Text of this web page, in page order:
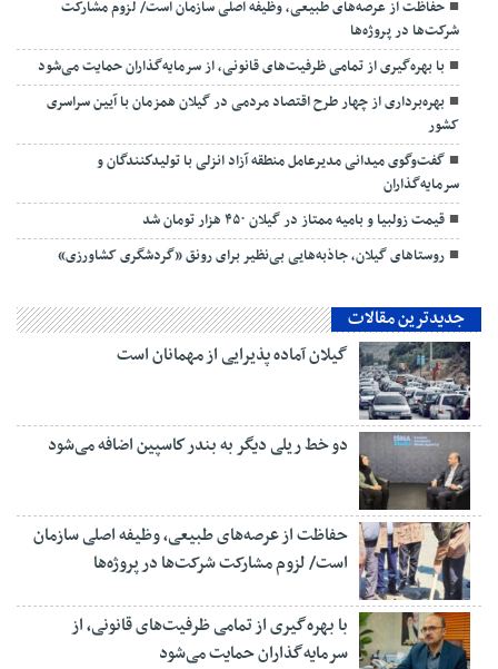
حفاظت از عرصه‌های طبیعی، وظیفه اصلی سازمان است/ لزوم مشارکت
شرکت‌ها در پروژه‌ها
با بهره‌گیری از تمامی ظرفیت‌های قانونی، از سرمایه‌گذاران حمایت می‌شود
بهره‌برداری از چهار طرح اقتصاد مردمی در گیلان همزمان با آیین سراسری
کشور
گفت‌وگوی میدانی مدیرعامل منطقه آزاد انزلی با تولیدكنندگان و
سرمایه‌گذاران
قیمت زولبیا و بامیه ممتاز در گیلان ۴۵۰ هزار تومان شد
روستاهای گیلان، جاذبه‌هایی بی‌نظیر برای رونق «گردشگری کشاورزی»
جدیدترین مقالات
گیلان آماده پذیرایی‌ از مهمانان است
دو خط ریلی دیگر به بندر كاسپین اضافه می‌شود
حفاظت از عرصه‌های طبیعی، وظیفه اصلی سازمان
است/ لزوم مشارکت شرکت‌ها در پروژه‌ها
با بهره‌گیری از تمامی ظرفیت‌های قانونی، از
سرمایه‌گذاران حمایت می‌شود